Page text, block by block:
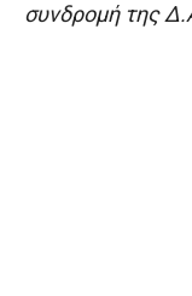
συνδρομή της